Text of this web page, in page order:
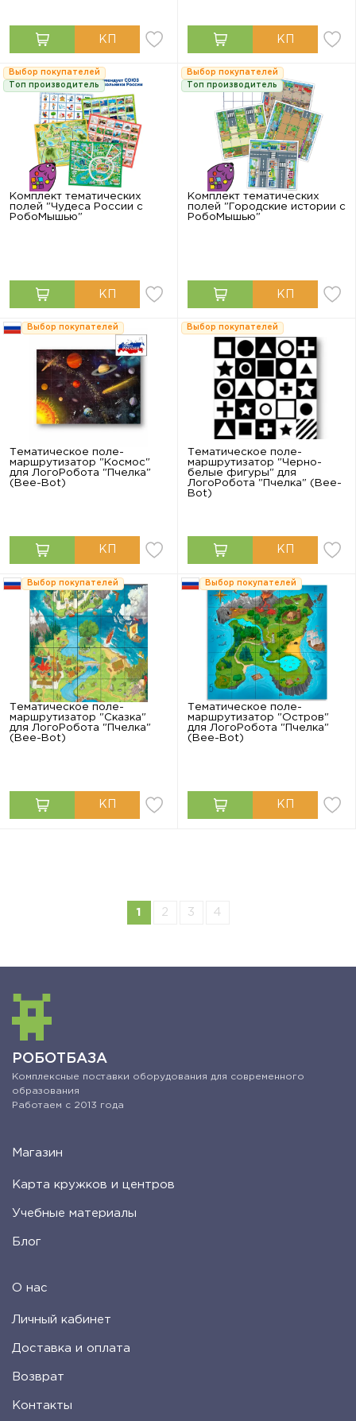
Выбор покупателей
Топ производитель
Комплект тематических
полей "Чудеса России с
РобоМышью"
Выбор покупателей
Топ производитель
Комплект тематических
полей "Городские истории с
РобоМышью"
Выбор покупателей
Тематическое поле-
маршрутизатор "Космос"
для ЛогоРобота "Пчелка"
(Bee-Bot)
Выбор покупателей
Тематическое поле-
маршрутизатор "Черно-
белые фигуры" для
ЛогоРобота "Пчелка" (Bee-
Bot)
Выбор покупателей
Тематическое поле-
маршрутизатор "Сказка"
для ЛогоРобота "Пчелка"
(Bee-Bot)
Выбор покупателей
Тематическое поле-
маршрутизатор "Остров"
для ЛогоРобота "Пчелка"
(Bee-Bot)
1 2 3 4
РОБОТБАЗА
Комплексные поставки оборудования для современного
образования
Работаем с 2013 года
Магазин
Карта кружков и центров
Учебные материалы
Блог
О нас
Личный кабинет
Доставка и оплата
Возврат
Контакты